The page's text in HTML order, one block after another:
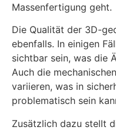
Massenfertigung geht.
Die Qualität der 3D-
ebenfalls. In einigen
sichtbar sein, was die
Auch die
variieren, was in
problematisch sein
Zusätzlich dazu stellt